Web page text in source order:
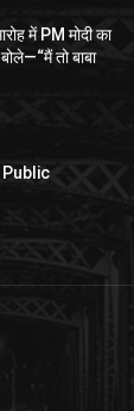
में PM मोदी का
तो बाबा